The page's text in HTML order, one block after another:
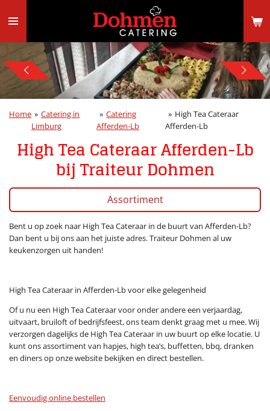
direct
hoofdinhoud
Home » Catering in
Limburg
» Catering
Afferden-Lb
» High Tea Cateraar
Afferden-Lb
High Tea Cateraar Afferden-Lb
bij Traiteur Dohmen
Assortiment
Bent u op zoek naar High Tea Cateraar in de buurt van Afferden-Lb?
Dan bent u bij ons aan het juiste adres. Traiteur Dohmen al uw
keukenzorgen uit handen!
High Tea Cateraar in Afferden-Lb voor elke gelegenheid
Of u nu een High Tea Cateraar voor onder andere een verjaardag,
uitvaart, bruiloft of bedrijfsfeest, ons team denkt graag met u mee. Wij
verzorgen dagelijks de High Tea Cateraar in uw buurt op elke locatie. U
kunt ons assortiment van hapjes, high tea’s, buffetten, bbq, dranken
en diners op onze website bekijken en direct bestellen.
Eenvoudig online bestellen